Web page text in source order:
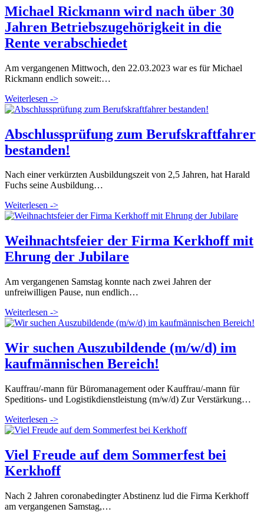
Michael Rickmann wird nach über 30
Jahren Betriebszugehörigkeit in die
Rente verabschiedet
Am vergangenen Mittwoch, den 22.03.2023 war es für Michael
Rickmann endlich soweit:…
Weiterlesen ->
Abschlussprüfung zum Berufskraftfahrer
bestanden!
Nach einer verkürzten Ausbildungszeit von 2,5 Jahren, hat Harald
Fuchs seine Ausbildung…
Weiterlesen ->
Weihnachtsfeier der Firma Kerkhoff mit
Ehrung der Jubilare
Am vergangenen Samstag konnte nach zwei Jahren der
unfreiwilligen Pause, nun endlich…
Weiterlesen ->
Wir suchen Auszubildende (m/w/d) im
kaufmännischen Bereich!
Kauffrau/-mann für Büromanagement oder Kauffrau/-mann für
Speditions- und Logistikdienstleistung (m/w/d) Zur Verstärkung…
Weiterlesen ->
Viel Freude auf dem Sommerfest bei
Kerkhoff
Nach 2 Jahren coronabedingter Abstinenz lud die Firma Kerkhoff
am vergangenen Samstag,…